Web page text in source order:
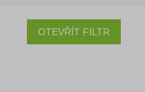
OTEVŘÍT FILTR